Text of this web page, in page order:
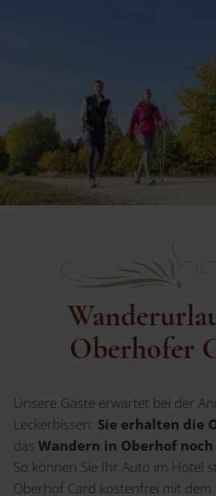
Oberhofer
Unsere Gäste erwartet bei der
Leckerbissen: Sie erhalten die
das Wandern in Oberhof
So können Sie Ihr Auto im Hotel
Oberhof Card kostenfrei mit dem